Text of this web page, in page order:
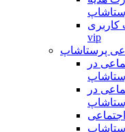
vip
پرستاشاپ
در
در